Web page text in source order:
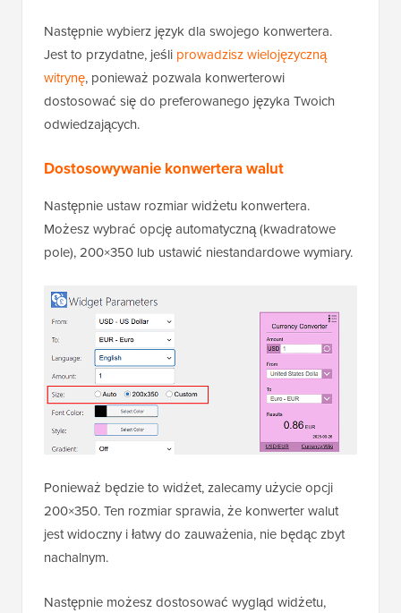
Następnie wybierz język dla swojego konwertera.
Jest to przydatne, jeśli prowadzisz wielojęzyczną
witrynę, ponieważ pozwala konwerterowi
dostosować się do preferowanego języka Twoich
odwiedzających.
Dostosowywanie konwertera walut
Następnie ustaw rozmiar widżetu konwertera.
Możesz wybrać opcję automatyczną (kwadratowe
pole), 200×350 lub ustawić niestandardowe wymiary.
Ponieważ będzie to widżet, zalecamy użycie opcji
200×350. Ten rozmiar sprawia, że konwerter walut
jest widoczny i łatwy do zauważenia, nie będąc zbyt
nachalnym.
Następnie możesz dostosować wygląd widżetu,